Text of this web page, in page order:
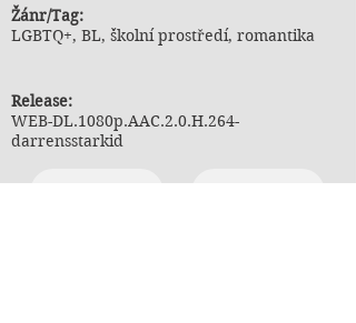
Žánr/Tag:
LGBTQ+, BL, školní prostředí, romantika
Release:
WEB-DL.1080p.AAC.2.0.H.264-
darrensstarkid